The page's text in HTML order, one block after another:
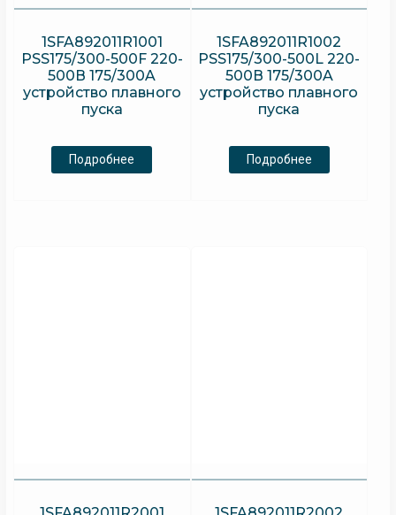
1SFA892011R1001
PSS175/300-500F 220-
500В 175/300A
устройство плавного
пуска
Подробнее
1SFA892011R1002
PSS175/300-500L 220-
500В 175/300A
устройство плавного
пуска
Подробнее